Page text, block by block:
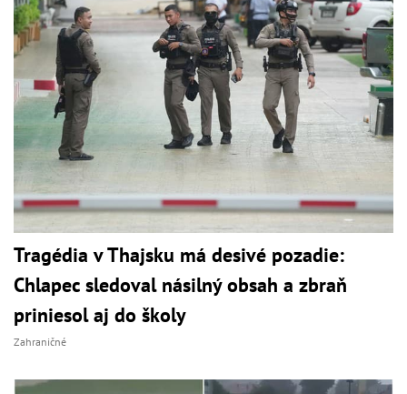
Tragédia v Thajsku má desivé pozadie:
Chlapec sledoval násilný obsah a zbraň
priniesol aj do školy
Zahraničné